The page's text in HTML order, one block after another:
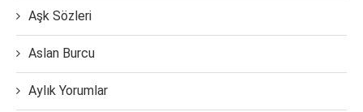
Aşk Sözleri
Aslan Burcu
Aylık Yorumlar